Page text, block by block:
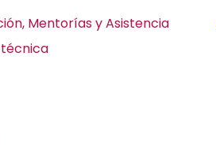
Mentorías y Asistencia
técnica